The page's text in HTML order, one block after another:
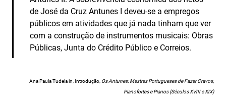
de José da Cruz Antunes I deveu-se a empregos
públicos em atividades que já nada tinham que ver
com a construção de instrumentos musicais: Obras
Públicas, Junta do Crédito Público e Correios.
Ana Paula Tudela in, Introdução, Os Antunes: Mestres Portugueses de Fazer Cravos,
Pianofortes e Pianos (Séculos XVIII e XIX)